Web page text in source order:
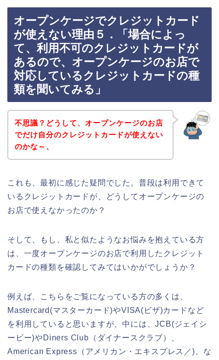
オープンケージでクレジットカード
が使えない理由５．「場合によっ
て、利用不可のクレジットカードが
あるので、オープンケージのお店で
対応しているクレジットカードの種
類を聞いてみる」
不思議？どうして、オープンケージのお店
でだけ自分のクレジットカードが使えない
のかな～、
これも、最初に感じた疑問でした。普段は利用できて
いるクレジットカードが、どうしてオープンケージの
お店で使えなかったのか？
そして、もし、私と似たようなお悩みを抱えている方
は、一度オープンケージのお店で利用したクレジット
カードの種類を確認してみてはいかがでしょうか？
例えば、こちらをご覧になっている方の多くは、
Mastercard(マスターカード)やVISA(ビザ)カードなど
を利用していると思いますが、中には、JCB(ジェイシ
ービー)やDiners Club（ダイナースクラブ）、
American Express（アメリカン・エキスプレス／)、な